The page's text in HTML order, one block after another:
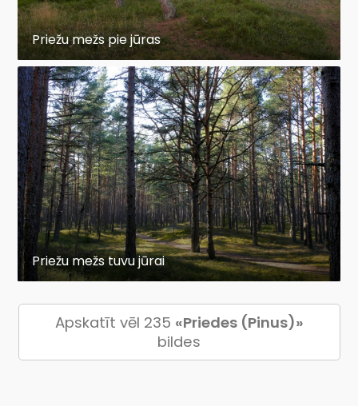
Priežu mežs pie jūras
Priežu mežs tuvu jūrai
Apskatīt vēl 235 «Priedes (Pinus)»
bildes